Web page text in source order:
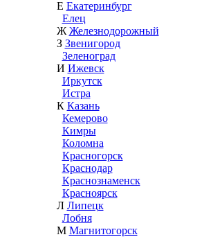
Е Екатеринбург
Елец
Ж Железнодорожный
З Звенигород
Зеленоград
И Ижевск
Иркутск
Истра
К Казань
Кемерово
Кимры
Коломна
Красногорск
Краснодар
Краснознаменск
Красноярск
Л Липецк
Лобня
М Магнитогорск